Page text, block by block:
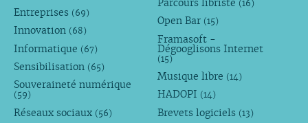
Entreprises (69)
Innovation (68)
Informatique (67)
Sensibilisation (65)
Souveraineté numérique
(59)
Réseaux sociaux (56)
Parcours libriste (16)
Open Bar (15)
Framasoft -
Dégooglisons Internet
(15)
Musique libre (14)
HADOPI (14)
Brevets logiciels (13)